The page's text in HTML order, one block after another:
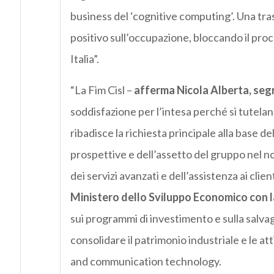
business del ‘cognitive computing’. Una
positivo sull’occupazione, bloccando il
Italia”.
“La Fim Cisl – afferma Nicola Alberta,
soddisfazione per l’intesa perché si
ribadisce la richiesta principale alla base
prospettive e dell’assetto del gruppo nel
dei servizi avanzati e dell’assistenza ai
Ministero dello Sviluppo Economico con
sui programmi di investimento e sulla
consolidare il patrimonio industriale e le
and communication technology.